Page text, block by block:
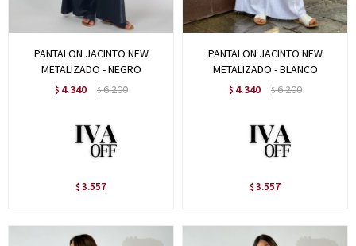
PANTALON JACINTO NEW
METALIZADO - NEGRO
$ 4.340 $6.200
$ 3.557
PANTALON JACINTO NEW
METALIZADO - BLANCO
$ 4.340 $6.200
$ 3.557